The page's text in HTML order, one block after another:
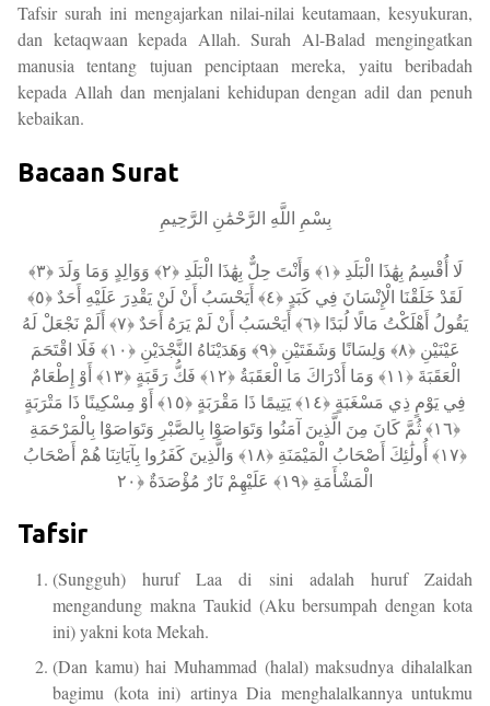
Tafsir surah ini mengajarkan nilai-nilai keutamaan, kesyukuran,
dan ketaqwaan kepada Allah. Surah Al-Balad mengingatkan
manusia tentang tujuan penciptaan mereka, yaitu beribadah
kepada Allah dan menjalani kehidupan dengan adil dan penuh
kebaikan.
Bacaan Surat
بِسْمِ اللَّهِ الرَّحْمَٰنِ الرَّحِيمِ
لَا أُقْسِمُ بِهَٰذَا الْبَلَدِ ﴿١﴾ وَأَنْتَ حِلٌّ بِهَٰذَا الْبَلَدِ ﴿٢﴾ وَوَالِدٍ وَمَا وَلَدَ ﴿٣﴾
لَقَدْ خَلَقْنَا الْإِنْسَانَ فِي كَبَدٍ ﴿٤﴾ أَيَحْسَبُ أَنْ لَنْ يَقْدِرَ عَلَيْهِ أَحَدٌ ﴿٥﴾
يَقُولُ أَهْلَكْتُ مَالًا لُبَدًا ﴿٦﴾ أَيَحْسَبُ أَنْ لَمْ يَرَهُ أَحَدٌ ﴿٧﴾ أَلَمْ نَجْعَلْ لَهُ
عَيْنَيْنِ ﴿٨﴾ وَلِسَانًا وَشَفَتَيْنِ ﴿٩﴾ وَهَدَيْنَاهُ النَّجْدَيْنِ ﴿١٠﴾ فَلَا اقْتَحَمَ
الْعَقَبَةَ ﴿١١﴾ وَمَا أَدْرَاكَ مَا الْعَقَبَةُ ﴿١٢﴾ فَكُّ رَقَبَةٍ ﴿١٣﴾ أَوْ إِطْعَامٌ
فِي يَوْمٍ ذِي مَسْغَبَةٍ ﴿١٤﴾ يَتِيمًا ذَا مَقْرَبَةٍ ﴿١٥﴾ أَوْ مِسْكِينًا ذَا مَتْرَبَةٍ
﴿١٦﴾ ثُمَّ كَانَ مِنَ الَّذِينَ آمَنُوا وَتَوَاصَوْا بِالصَّبْرِ وَتَوَاصَوْا بِالْمَرْحَمَةِ
﴿١٧﴾ أُولَٰئِكَ أَصْحَابُ الْمَيْمَنَةِ ﴿١٨﴾ وَالَّذِينَ كَفَرُوا بِآيَاتِنَا هُمْ أَصْحَابُ
الْمَشْأَمَةِ ﴿١٩﴾ عَلَيْهِمْ نَارٌ مُؤْصَدَةٌ ﴿٢٠
Tafsir
(Sungguh) huruf Laa di sini adalah huruf Zaidah
mengandung makna Taukid (Aku bersumpah dengan kota
ini) yakni kota Mekah.
(Dan kamu) hai Muhammad (halal) maksudnya dihalalkan
bagimu (kota ini) artinya Dia menghalalkannya untukmu